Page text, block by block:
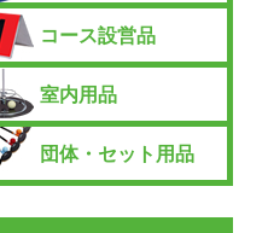
コース設営品
室内用品
団体・セット用品